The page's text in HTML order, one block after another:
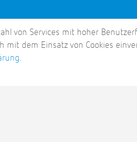
von Services mit hoher
mit dem Einsatz von Cookies